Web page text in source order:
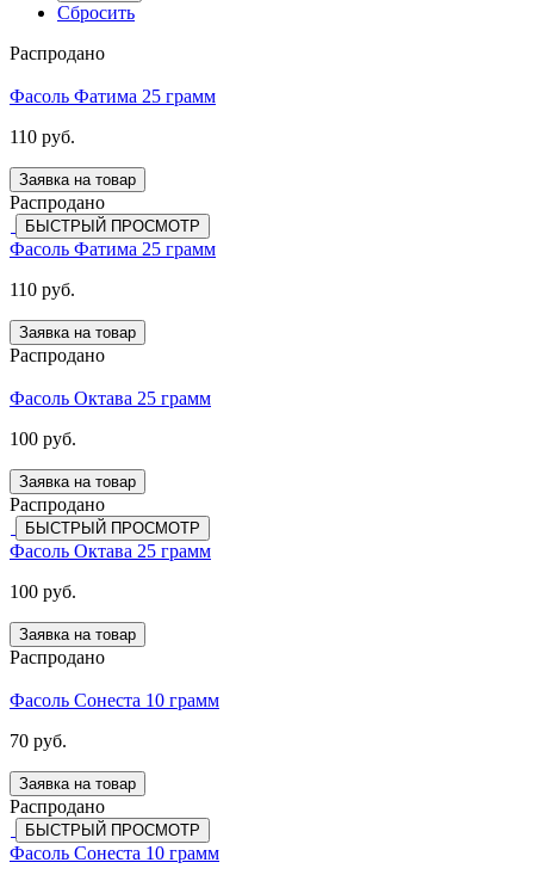
Сбросить
Распродано
Фасоль Фатима 25 грамм
110 руб.
Заявка на товар
Распродано
БЫСТРЫЙ ПРОСМОТР
Фасоль Фатима 25 грамм
110 руб.
Заявка на товар
Распродано
Фасоль Октава 25 грамм
100 руб.
Заявка на товар
Распродано
БЫСТРЫЙ ПРОСМОТР
Фасоль Октава 25 грамм
100 руб.
Заявка на товар
Распродано
Фасоль Сонеста 10 грамм
70 руб.
Заявка на товар
Распродано
БЫСТРЫЙ ПРОСМОТР
Фасоль Сонеста 10 грамм